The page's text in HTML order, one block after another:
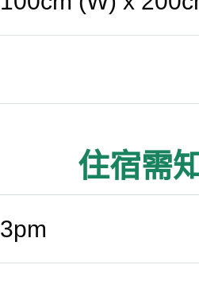
住宿需
3pm